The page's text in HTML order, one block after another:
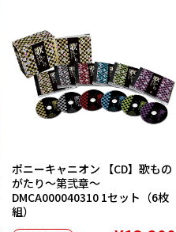
ポニーキャニオン 【CD】歌もの
がたり〜第弐章〜
DMCA000040310 1セット（6枚
組）